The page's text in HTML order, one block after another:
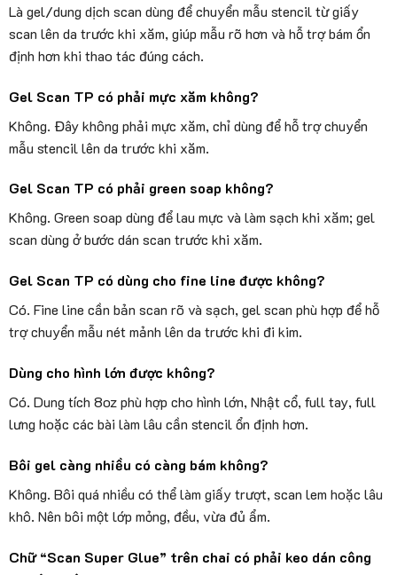
Là gel/dung dịch scan dùng để chuyển mẫu stencil từ giấy
scan lên da trước khi xăm, giúp mẫu rõ hơn và hỗ trợ bám ổn
định hơn khi thao tác đúng cách.
Gel Scan TP có phải mực xăm không?
Không. Đây không phải mực xăm, chỉ dùng để hỗ trợ chuyển
mẫu stencil lên da trước khi xăm.
Gel Scan TP có phải green soap không?
Không. Green soap dùng để lau mực và làm sạch khi xăm; gel
scan dùng ở bước dán scan trước khi xăm.
Gel Scan TP có dùng cho fine line được không?
Có. Fine line cần bản scan rõ và sạch, gel scan phù hợp để hỗ
trợ chuyển mẫu nét mảnh lên da trước khi đi kim.
Dùng cho hình lớn được không?
Có. Dung tích 8oz phù hợp cho hình lớn, Nhật cổ, full tay, full
lưng hoặc các bài làm lâu cần stencil ổn định hơn.
Bôi gel càng nhiều có càng bám không?
Không. Bôi quá nhiều có thể làm giấy trượt, scan lem hoặc lâu
khô. Nên bôi một lớp mỏng, đều, vừa đủ ẩm.
Chữ “Scan Super Glue” trên chai có phải keo dán công